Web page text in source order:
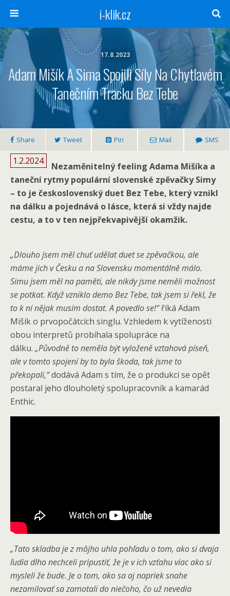
i-klik.cz
17.8.2023
Adam Mišík A Sima Spojili Síly Na Chytlavém
Tanečním Tracku Bez Tebe
Share Tweet Pin Mail SMS
1.2.2024
Nezaměnitelný feeling Adama Mišíka a
taneční rytmy populární slovenské zpěvačky Simy
– to je československý duet Bez Tebe, který vznikl
na dálku a pojednává o lásce, která si vždy najde
cestu, a to v ten nejpřekvapivější okamžik.
„Dlouho jsem měl chuť udělat duet se zpěvačkou, ale
máme jich v Česku a na Slovensku momentálně málo.
Simu jsem měl na paměti, ale nikdy jsme neměli možnost
se potkat. Když vzniklo demo Bez Tebe, tak jsem si řekl, že
to k ní nějak musím dostat. A povedlo se!“říká Adam
Mišík o prvopočátcích singlu. Vzhledem k vytíženosti
obou interpretů probíhala spolupráce na
dálku. „Původně to neměla být vyloženě vztahová píseň,
ale v tomto spojení by to byla škoda, tak jsme to
překopali,“dodává Adam s tím, že o produkci se opět
postaral jeho dlouholetý spolupracovník a kamarád
Enthic.
„Tato skladba je z môjho uhla pohľadu o tom, ako si dvaja
ľudia dlho nechceli pripustiť, že je v ich vzťahu viac ako si
mysleli že bude. Je o tom, ako sa aj napriek snahe
nezamilovať sa zamotali do niečoho, čo už nevedia